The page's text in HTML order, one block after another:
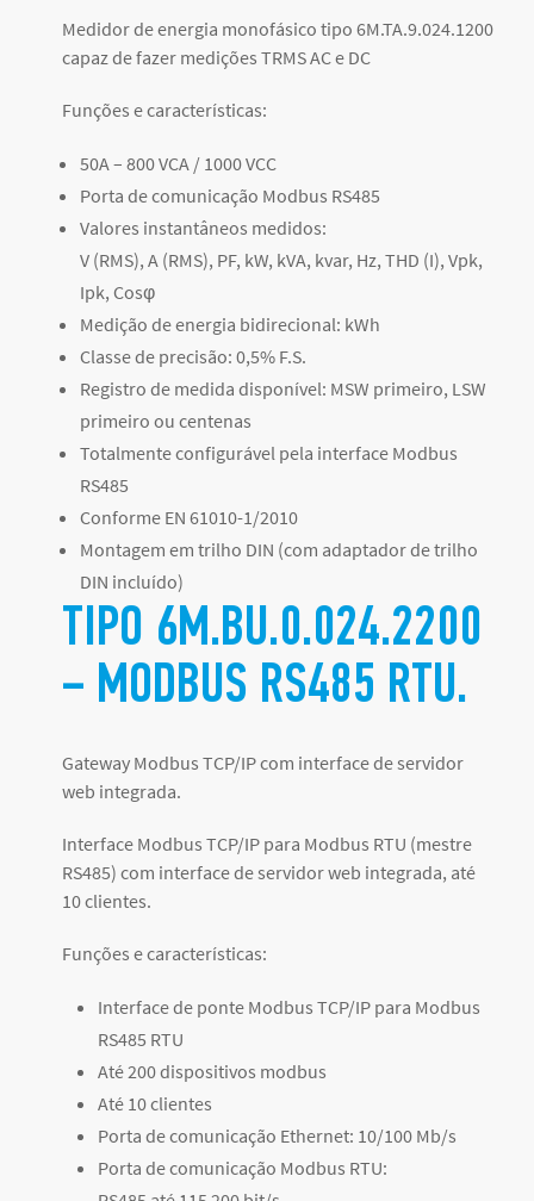
Medidor de energia monofásico tipo 6M.TA.9.024.1200
capaz de fazer medições TRMS AC e DC
Funções e características:
50A – 800 VCA / 1000 VCC
Porta de comunicação Modbus RS485
Valores instantâneos medidos:
V (RMS), A (RMS), PF, kW, kVA, kvar, Hz, THD (I), Vpk,
Ipk, Cosφ
Medição de energia bidirecional: kWh
Classe de precisão: 0,5% F.S.
Registro de medida disponível: MSW primeiro, LSW
primeiro ou centenas
Totalmente configurável pela interface Modbus
RS485
Conforme EN 61010-1/2010
Montagem em trilho DIN (com adaptador de trilho
DIN incluído)
TIPO 6M.BU.0.024.2200
– MODBUS RS485 RTU.
Gateway Modbus TCP/IP com interface de servidor
web integrada.
Interface Modbus TCP/IP para Modbus RTU (mestre
RS485) com interface de servidor web integrada, até
10 clientes.
Funções e características:
Interface de ponte Modbus TCP/IP para Modbus
RS485 RTU
Até 200 dispositivos modbus
Até 10 clientes
Porta de comunicação Ethernet: 10/100 Mb/s
Porta de comunicação Modbus RTU: